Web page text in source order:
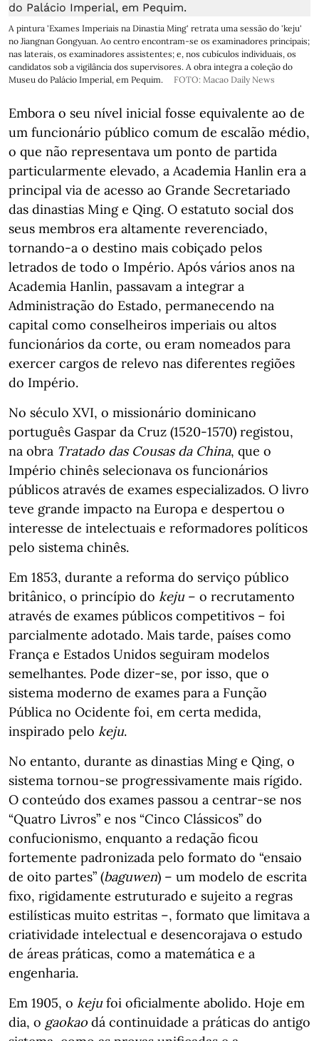
A pintura 'Exames Imperiais na Dinastia Ming' retrata uma sessão do 'keju'
no Jiangnan Gongyuan. Ao centro encontram-se os examinadores principais;
nas laterais, os examinadores assistentes; e, nos cubículos individuais, os
candidatos sob a vigilância dos supervisores. A obra integra a coleção do
Museu do Palácio Imperial, em Pequim.
FOTO: Macao Daily News
Embora o seu nível inicial fosse equivalente ao de
um funcionário público comum de escalão médio,
o que não representava um ponto de partida
particularmente elevado, a Academia Hanlin era a
principal via de acesso ao Grande Secretariado
das dinastias Ming e Qing. O estatuto social dos
seus membros era altamente reverenciado,
tornando-a o destino mais cobiçado pelos
letrados de todo o Império. Após vários anos na
Academia Hanlin, passavam a integrar a
Administração do Estado, permanecendo na
capital como conselheiros imperiais ou altos
funcionários da corte, ou eram nomeados para
exercer cargos de relevo nas diferentes regiões
do Império.
No século XVI, o missionário dominicano
português Gaspar da Cruz (1520-1570) registou,
na obra Tratado das Cousas da China, que o
Império chinês selecionava os funcionários
públicos através de exames especializados. O livro
teve grande impacto na Europa e despertou o
interesse de intelectuais e reformadores políticos
pelo sistema chinês.
Em 1853, durante a reforma do serviço público
britânico, o princípio do keju– o recrutamento
através de exames públicos competitivos – foi
parcialmente adotado. Mais tarde, países como
França e Estados Unidos seguiram modelos
semelhantes. Pode dizer-se, por isso, que o
sistema moderno de exames para a Função
Pública no Ocidente foi, em certa medida,
inspirado pelo keju.
No entanto, durante as dinastias Ming e Qing, o
sistema tornou-se progressivamente mais rígido.
O conteúdo dos exames passou a centrar-se nos
“Quatro Livros” e nos “Cinco Clássicos” do
confucionismo, enquanto a redação ficou
fortemente padronizada pelo formato do “ensaio
de oito partes” (baguwen) – um modelo de escrita
fixo, rigidamente estruturado e sujeito a regras
estilísticas muito estritas –, formato que limitava a
criatividade intelectual e desencorajava o estudo
de áreas práticas, como a matemática e a
engenharia.
Em 1905, o kejufoi oficialmente abolido. Hoje em
dia, o gaokao dá continuidade a práticas do antigo